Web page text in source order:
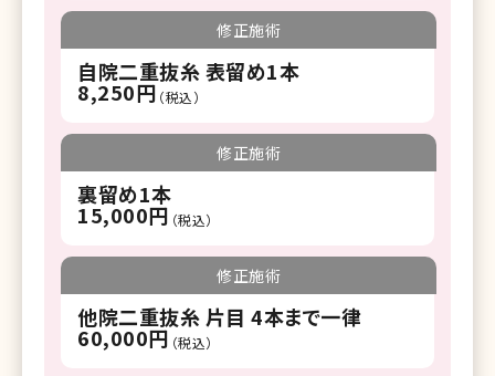
修正施術
自院二重抜糸 表留め1本
8,250円 （税込）
修正施術
裏留め1本
15,000円 （税込）
修正施術
他院二重抜糸 片目 4本まで一律
60,000円 （税込）